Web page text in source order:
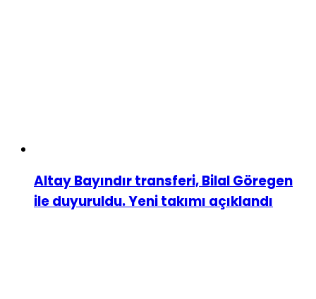
Altay Bayındır transferi, Bilal Göregen
ile duyuruldu. Yeni takımı açıklandı